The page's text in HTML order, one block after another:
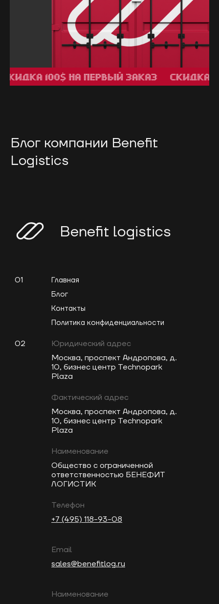
Блог компании Benefit
Logistics
Benefit logistics
01
Главная
Блог
Контакты
Политика конфиденциальности
02
Юридический адрес
Москва, проспект Андропова, д.
10, бизнес центр Technopark
Plaza
Фактический адрес
Москва, проспект Андропова, д.
10, бизнес центр Technopark
Plaza
Наименование
Общество с ограниченной
ответственностью БЕНЕФИТ
ЛОГИСТИК
Телефон
+7 (495) 118-93-08
Email
sales@benefitlog.ru
Наименование